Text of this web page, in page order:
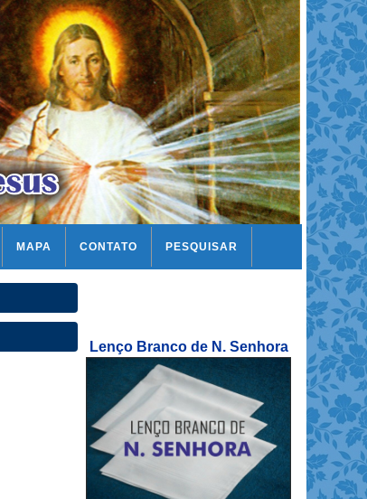
MAPA CONTATO PESQUISAR
Lenço Branco de N. Senhora